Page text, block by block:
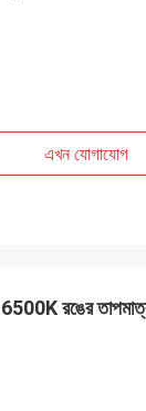
এখন যোগাযোগ
রঙের